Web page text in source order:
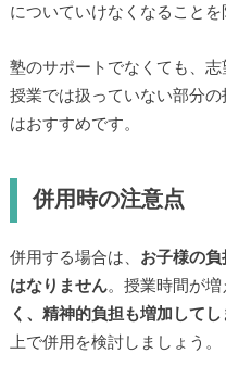
についていけなくなることを
塾のサポートでなくても、
授業では扱っていない部分
はおすすめです。
併用時の注意点
併用する場合は、 お子様の
はなりません。授業時間が増
く、精神的負担も増加して
上で併用を検討しましょう。